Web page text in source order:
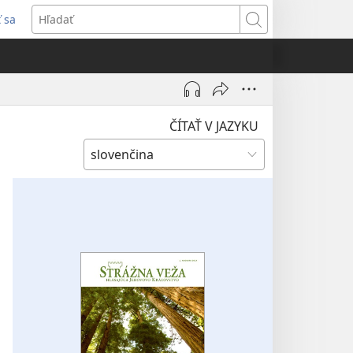
sa
Hľadať
ČÍTAŤ V JAZYKU